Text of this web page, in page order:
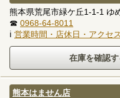
熊本県荒尾市緑ケ丘1-1-1 ゆ
☎ 0968-64-8011
ℹ 営業時間・店休日・アクセ
熊本はません店